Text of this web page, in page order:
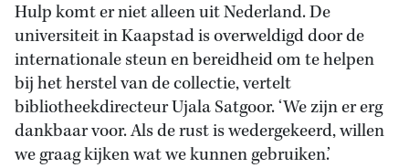
Hulp komt er niet alleen uit Nederland. De
universiteit in Kaapstad is overweldigd door de
internationale steun en bereidheid om te helpen
bij het herstel van de collectie, vertelt
bibliotheekdirecteur Ujala Satgoor. ‘We zijn er erg
dankbaar voor. Als de rust is wedergekeerd, willen
we graag kijken wat we kunnen gebruiken.’